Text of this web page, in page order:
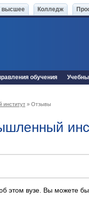
высшее Колледж
обучения
» Отзывы
этом вузе. Вы можете